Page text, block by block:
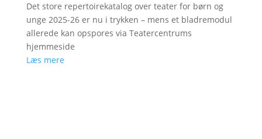
Det store repertoirekatalog over teater for børn og
unge 2025-26 er nu i trykken – mens et bladremodul
allerede kan opspores via Teatercentrums
hjemmeside
Læs mere